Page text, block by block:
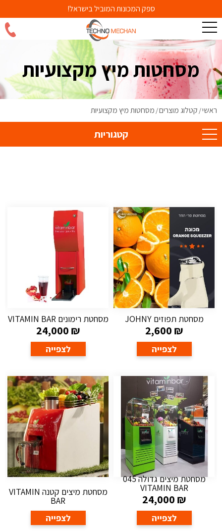
ספק המכונות המוביל בישראל!
מסחטות מיץ מקצועיות
ראשי/ קטלוג מוצרים/ מסחטות מיץ מקצועיות
קטגוריות
מסחטת תפוזים JOHNY
₪
2,600
לצפייה
מסחטת רימונים VITAMIN BAR
₪
24,000
לצפייה
מסחטת מיצים גדולה 045
VITAMIN BAR
₪
24,000
לצפייה
מסחטת מיצים קטנה VITAMIN
BAR
לצפייה